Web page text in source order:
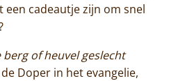
een cadeautje zijn om snel
berg of heuvel geslecht
Doper in het evangelie,